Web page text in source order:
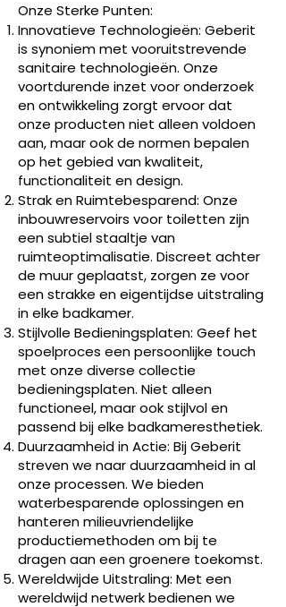
Onze Sterke Punten:
Innovatieve Technologieën: Geberit
is synoniem met vooruitstrevende
sanitaire technologieën. Onze
voortdurende inzet voor onderzoek
en ontwikkeling zorgt ervoor dat
onze producten niet alleen voldoen
aan, maar ook de normen bepalen
op het gebied van kwaliteit,
functionaliteit en design.
Strak en Ruimtebesparend: Onze
inbouwreservoirs voor toiletten zijn
een subtiel staaltje van
ruimteoptimalisatie. Discreet achter
de muur geplaatst, zorgen ze voor
een strakke en eigentijdse uitstraling
in elke badkamer.
Stijlvolle Bedieningsplaten: Geef het
spoelproces een persoonlijke touch
met onze diverse collectie
bedieningsplaten. Niet alleen
functioneel, maar ook stijlvol en
passend bij elke badkameresthetiek.
Duurzaamheid in Actie: Bij Geberit
streven we naar duurzaamheid in al
onze processen. We bieden
waterbesparende oplossingen en
hanteren milieuvriendelijke
productiemethoden om bij te
dragen aan een groenere toekomst.
Wereldwijde Uitstraling: Met een
wereldwijd netwerk bedienen we